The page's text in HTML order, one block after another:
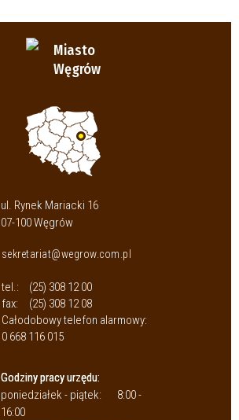
Miasto
Węgrów
ul. Rynek Mariacki 16
07-100 Węgrów
sekretariat@wegrow.com.pl
tel.:
(25) 308 12 00
fax:
(25) 308 12 08
Całodobowy telefon alarmowy:
0 668 116 015
Godziny pracy urzędu:
poniedziałek - piątek:
8:00 -
16:00